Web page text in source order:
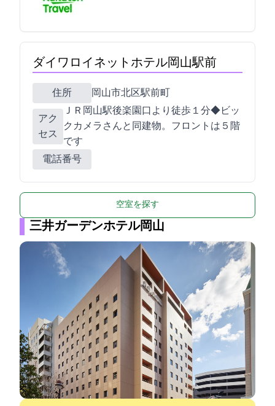
ダイワロイネットホテル岡山駅前
住所 岡山市北区駅前町1-1-1
アク
セス
ＪＲ岡山駅後楽園口より徒歩１分◆ビッ
クカメラさんと同建物。フロントは５階
です
電話番号
空室を探す
三井ガーデンホテル岡山